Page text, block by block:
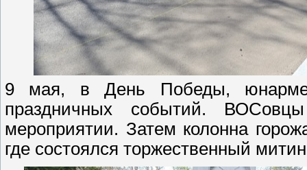
9 мая, в День Победы,
праздничных событий.
мероприятии. Затем колонна
где состоялся торжественный